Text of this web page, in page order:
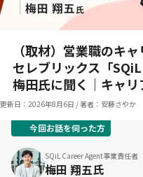
（取材）営業職のキ
セレブリックス「
梅田氏に聞く｜キャ
更新日： 2026年8月6日 /著者：安藤さやか
今回お話を伺った方
SQiL Career Agent事業責任者
梅田 翔五氏